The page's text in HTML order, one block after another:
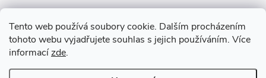
Tento web používá soubory cookie. Dalším procházením
tohoto webu vyjadřujete souhlas s jejich používáním. Více
informacízde.